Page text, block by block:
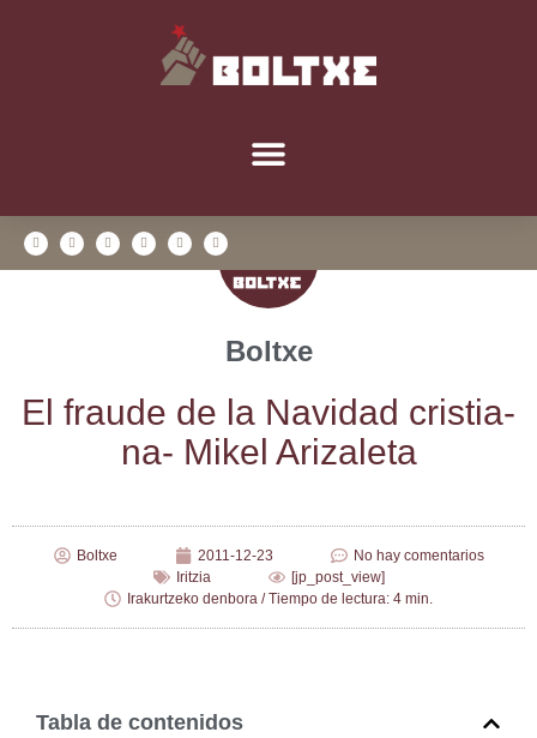
Boltxe
El frau­de de la Navi­dad cris­tia­
na- Mikel Arizaleta
Boltxe 2011-12-23
No hay comentarios
Iritzia
[jp_post_view]
Irakurtzeko denbora / Tiempo de lectura: 4 min.
Tabla de contenidos